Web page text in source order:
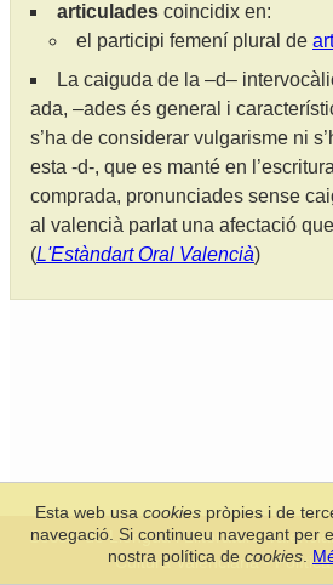
articulades coincidix en:
el participi femení plural de
La caiguda de la –d–
ada, –ades és general i
s’ha de considerar vulgarisme ni
esta -d-, que es manté en
comprada, pronunciades sense
al valencià parlat una afectació
(L'Estàndart Oral Valencià)
Secció de Llengua i Lliteratura
Cultura Valenciana-
Esta web usacookies pròpies i de
navegació. Si continueu navegant per
nostra política de cookies